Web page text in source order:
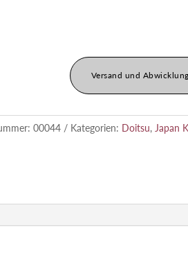
Versand und Abwicklung
00044 Kategorien: Doitsu, Japan